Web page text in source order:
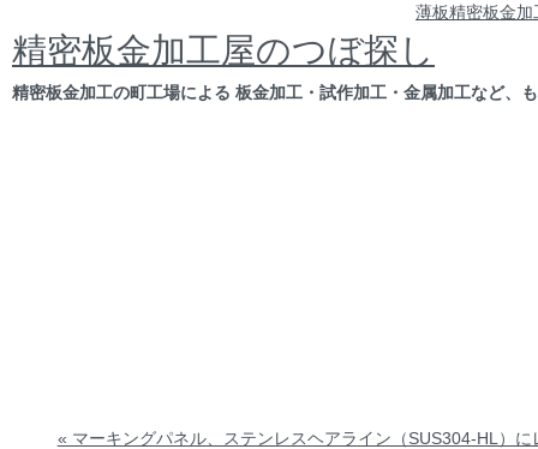
薄板精密板金加
精密板金加工屋のつぼ探し
精密板金加工の町工場による 板金加工・試作加工・金属加工など、
« マーキングパネル、ステンレスヘアライン（SUS304-HL）